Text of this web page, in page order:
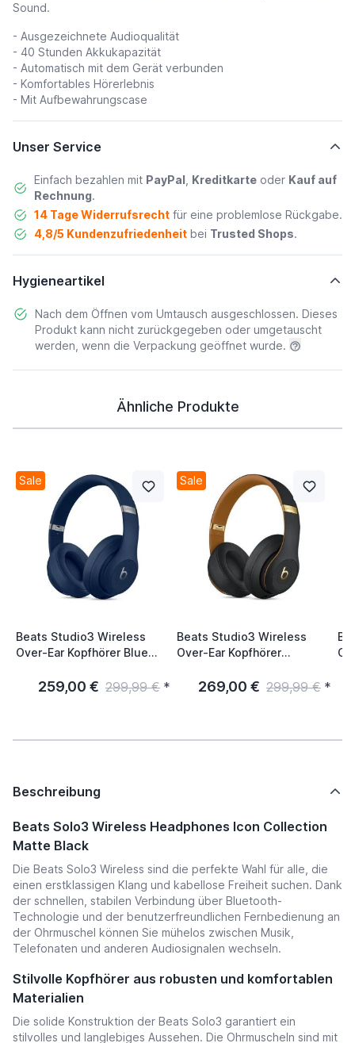
Sound.
- Ausgezeichnete Audioqualität
- 40 Stunden Akkukapazität
- Automatisch mit dem Gerät verbunden
- Komfortables Hörerlebnis
- Mit Aufbewahrungscase
Unser Service
Einfach bezahlen mit PayPal Kreditkarteoder Kauf auf
Rechnung.
14 Tage Widerrufsrechtfür eine problemlose Rückgabe.
4,8/5 Kundenzufriedenheitbei Trusted Shops.
Hygieneartikel
Nach dem Öffnen vom Umtausch ausgeschlossen. Dieses
Produkt kann nicht zurückgegeben oder umgetauscht
werden, wenn die Verpackung geöffnet wurde.
Ähnliche Produkte
Sale
Beats Studio3 Wireless
Over-Ear Kopfhörer Blue
259,00 € 299,99 € *
Sale
Beats Studio3 Wireless
Over-Ear Kopfhörer
269,00 € 299,99 € *
Beschreibung
Beats Solo3 Wireless Headphones Icon Collection
Matte Black
Die Beats Solo3 Wireless sind die perfekte Wahl für alle, die
einen erstklassigen Klang und kabellose Freiheit suchen. Dank
der schnellen, stabilen Verbindung über Bluetooth-
Technologie und der benutzerfreundlichen Fernbedienung an
der Ohrmuschel können Sie mühelos zwischen Musik,
Telefonaten und anderen Audiosignalen wechseln.
Stilvolle Kopfhörer aus robusten und komfortablen
Materialien
Die solide Konstruktion der Beats Solo3 garantiert ein
stilvolles und langlebiges Aussehen. Die Ohrmuscheln sind mit